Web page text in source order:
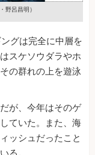
野呂昌明）
グは完全に中層を
スケソウダラやホ
の群れの上を遊泳
が、今年はそのゲ
ていた。また、海
ッシュだったこと